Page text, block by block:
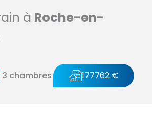
à Roche-en-
3 chambres 177762 €